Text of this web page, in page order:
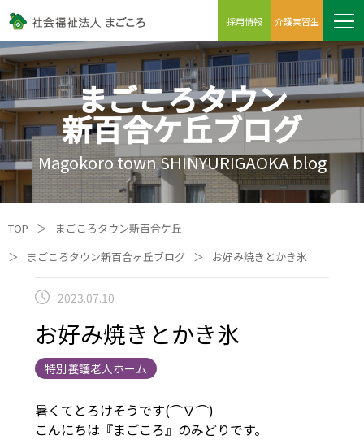
採用情報 介護実習生
まごころタウン
新百合ケ丘ブログ
Magokoro town SHINYURIGAOKA blog
TOP ＞
まごころタウン新百合ケ丘
＞
まごころタウン新百合ヶ丘ブログ ＞ お好み焼きとかき氷
2023.07.10
お好み焼きとかき氷
特別養護老人ホーム
暑くてとろけそうです(⌒∇⌒)
こんにちは『まごころ』のみどりです。